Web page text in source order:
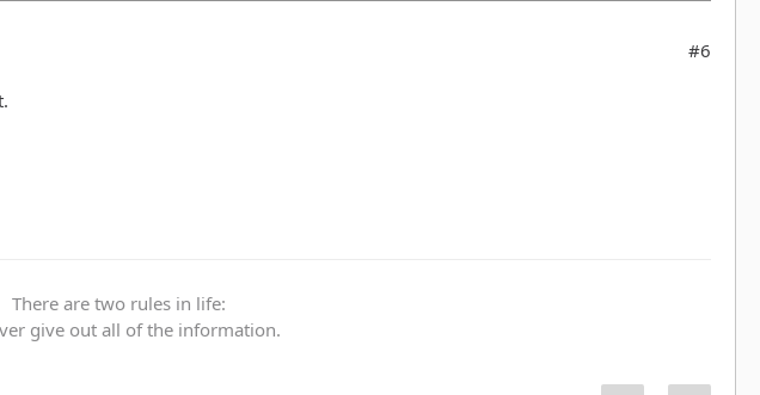
#6
There are two rules in life:
give out all of the information.